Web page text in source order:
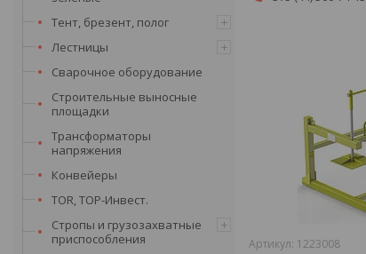
Тент, брезент, полог
Лестницы
Сварочное оборудование
Строительные выносные
площадки
Трансформаторы
напряжения
Конвейеры
TOR, ТОР-Инвест.
Стропы и грузозахватные
приспособления
1223008